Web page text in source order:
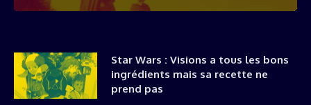
Star Wars : Visions a tous les bons
ingrédients mais sa recette ne
prend pas